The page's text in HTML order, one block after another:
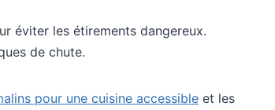
éviter les étirements dangereux.
de chute.
pour une cuisine accessible et les